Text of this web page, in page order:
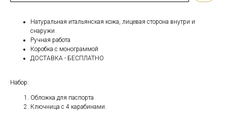
Натуральная итальянская кожа, лицевая сторона внутри и
снаружи
Ручная работа
Коробка с монограммой
ДОСТАВКА - БЕСПЛАТНО
Набор:
Обложка для паспорта
Ключница с 4 карабинами.